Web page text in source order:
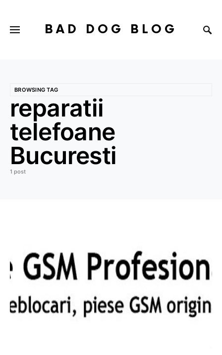
BAD DOG BLOG
BROWSING TAG
reparatii
telefoane
Bucuresti
1 post